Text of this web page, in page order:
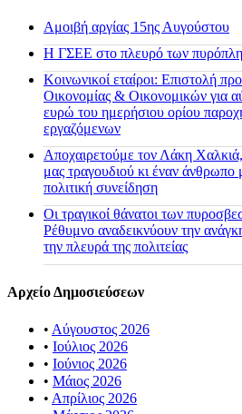
Αμοιβή αργίας 15ης Αυγούστου
H ΓΣΕΕ στο πλευρό των
Κοινωνικοί εταίροι: Επιστολή
Οικονομίας & Οικονομικών για
ευρώ του ημερήσιου ορίου
εργαζόμενων
Αποχαιρετούμε τον Λάκη
μας τραγουδιού κι έναν άνθρωπο
πολιτική συνείδηση
Οι τραγικοί θάνατοι των
Ρέθυμνο αναδεικνύουν την
την πλευρά της πολιτείας
Αρχείο Δημοσιεύσεων
• Αύγουστος 2026
• Ιούλιος 2026
• Ιούνιος 2026
• Μάιος 2026
• Απρίλιος 2026